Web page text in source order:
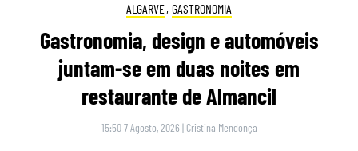
ALGARVE, GASTRONOMIA
Gastronomia, design e automóveis
juntam-se em duas noites em
restaurante de Almancil
15:50 7 Agosto, 2026 | Cristina Mendonça